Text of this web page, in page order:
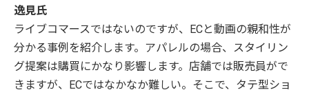
逸見氏
ライブコマースではないのですが、ECと動画の親和性が
分かる事例を紹介します。アパレルの場合、スタイリン
グ提案は購買にかなり影響します。店舗では販売員がで
きますが、ECではなかなか難しい。そこで、タテ型ショ